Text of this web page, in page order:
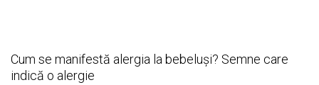
Cum se manifestă alergia la bebeluși? Semne care
indică o alergie